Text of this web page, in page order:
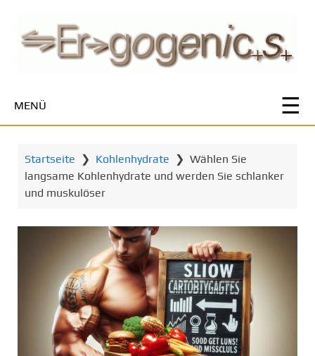
t
MENÜ
Startseite ❯ Kohlenhydrate ❯ Wählen Sie
langsame Kohlenhydrate und werden Sie schlanker
und muskulöser